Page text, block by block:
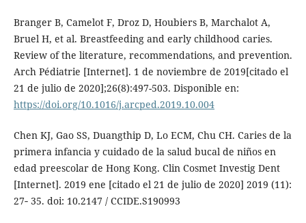
Branger B, Camelot F, Droz D, Houbiers B, Marchalot A,
Bruel H, et al. Breastfeeding and early childhood caries.
Review of the literature, recommendations, and prevention.
Arch Pédiatrie [Internet]. 1 de noviembre de 2019[citado el
21 de julio de 2020];26(8):497-503. Disponible en:
https://doi.org/10.1016/j.arcped.2019.10.004
Chen KJ, Gao SS, Duangthip D, Lo ECM, Chu CH. Caries de la
primera infancia y cuidado de la salud bucal de niños en
edad preescolar de Hong Kong. Clin Cosmet Investig Dent
[Internet]. 2019 ene [citado el 21 de julio de 2020] 2019 (11):
27‐ 35. doi: 10.2147 / CCIDE.S190993